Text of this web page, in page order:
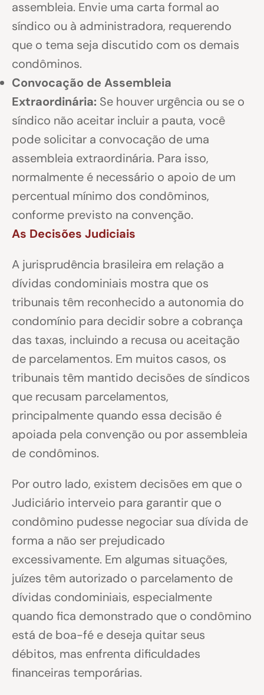
assembleia. Envie uma carta formal ao
síndico ou à administradora, requerendo
que o tema seja discutido com os demais
condôminos.
Convocação de Assembleia
Extraordinária: Se houver urgência ou se o
síndico não aceitar incluir a pauta, você
pode solicitar a convocação de uma
assembleia extraordinária. Para isso,
normalmente é necessário o apoio de um
percentual mínimo dos condôminos,
conforme previsto na convenção.
As Decisões Judiciais
A jurisprudência brasileira em relação a
dívidas condominiais mostra que os
tribunais têm reconhecido a autonomia do
condomínio para decidir sobre a cobrança
das taxas, incluindo a recusa ou aceitação
de parcelamentos. Em muitos casos, os
tribunais têm mantido decisões de síndicos
que recusam parcelamentos,
principalmente quando essa decisão é
apoiada pela convenção ou por assembleia
de condôminos.
Por outro lado, existem decisões em que o
Judiciário interveio para garantir que o
condômino pudesse negociar sua dívida de
forma a não ser prejudicado
excessivamente. Em algumas situações,
juízes têm autorizado o parcelamento de
dívidas condominiais, especialmente
quando fica demonstrado que o condômino
está de boa-fé e deseja quitar seus
débitos, mas enfrenta dificuldades
financeiras temporárias.